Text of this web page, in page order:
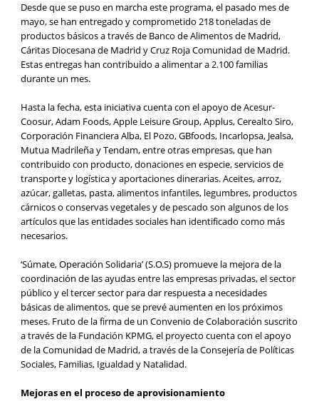
Desde que se puso en marcha este programa, el pasado mes de
mayo, se han entregado y comprometido 218 toneladas de
productos básicos a través de Banco de Alimentos de Madrid,
Cáritas Diocesana de Madrid y Cruz Roja Comunidad de Madrid.
Estas entregas han contribuido a alimentar a 2.100 familias
durante un mes.
Hasta la fecha, esta iniciativa cuenta con el apoyo de Acesur-
Coosur, Adam Foods, Apple Leisure Group, Applus, Cerealto Siro,
Corporación Financiera Alba, El Pozo, GBfoods, Incarlopsa, Jealsa,
Mutua Madrileña y Tendam, entre otras empresas, que han
contribuido con producto, donaciones en especie, servicios de
transporte y logística y aportaciones dinerarias. Aceites, arroz,
azúcar, galletas, pasta, alimentos infantiles, legumbres, productos
cárnicos o conservas vegetales y de pescado son algunos de los
artículos que las entidades sociales han identificado como más
necesarios.
‘Súmate, Operación Solidaria’ (S.O.S) promueve la mejora de la
coordinación de las ayudas entre las empresas privadas, el sector
público y el tercer sector para dar respuesta a necesidades
básicas de alimentos, que se prevé aumenten en los próximos
meses. Fruto de la firma de un Convenio de Colaboración suscrito
a través de la Fundación KPMG, el proyecto cuenta con el apoyo
de la Comunidad de Madrid, a través de la Consejería de Políticas
Sociales, Familias, Igualdad y Natalidad.
Mejoras en el proceso de aprovisionamiento